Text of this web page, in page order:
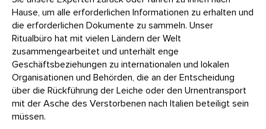
Hause, um alle erforderlichen Informationen zu erhalten und
die erforderlichen Dokumente zu sammeln. Unser
Ritualbüro hat mit vielen Ländern der Welt
zusammengearbeitet und unterhält enge
Geschäftsbeziehungen zu internationalen und lokalen
Organisationen und Behörden, die an der Entscheidung
über die Rückführung der Leiche oder den Urnentransport
mit der Asche des Verstorbenen nach Italien beteiligt sein
müssen.